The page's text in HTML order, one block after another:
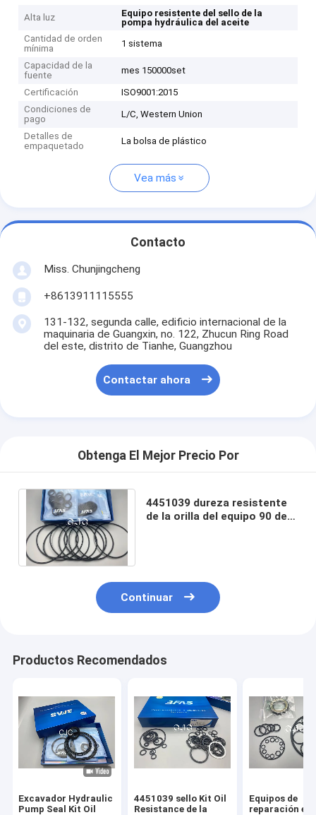
Alta luz
Equipo resistente del sello de la
pompa hydráulica del aceite
Cantidad de orden
mínima
1 sistema
Capacidad de la
fuente
mes 150000set
Certificación
ISO9001:2015
Condiciones de
pago
L/C, Western Union
Detalles de
empaquetado
La bolsa de plástico
Vea más
Contacto
Miss. Chunjingcheng
+8613911115555
131-132, segunda calle, edificio internacional de la
maquinaria de Guangxin, no. 122, Zhucun Ring Road
del este, distrito de Tianhe, Guangzhou
Contactar ahora
Obtenga El Mejor Precio Por
4451039 dureza resistente
de la orilla del equipo 90 del
Continuar
Productos Recomendados
Excavador Hydraulic
Pump Seal Kit Oil
4451039 sello Kit Oil
Resistance de la
Equipos de
reparación